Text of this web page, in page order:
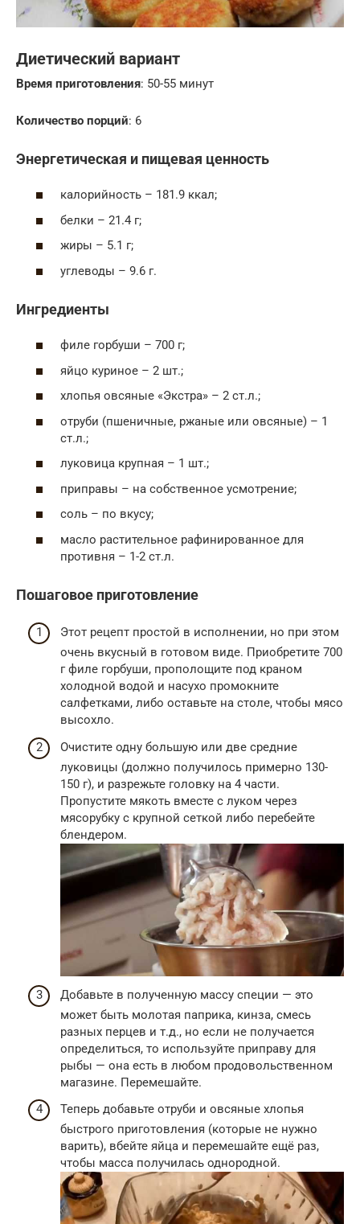
Диетический вариант
Время приготовления: 50-55 минут
Количество порций: 6
Энергетическая и пищевая ценность
калорийность – 181.9 ккал;
белки – 21.4 г;
жиры – 5.1 г;
углеводы – 9.6 г.
Ингредиенты
филе горбуши – 700 г;
яйцо куриное – 2 шт.;
хлопья овсяные «Экстра» – 2 ст.л.;
отруби (пшеничные, ржаные или овсяные) – 1
ст.л.;
луковица крупная – 1 шт.;
приправы – на собственное усмотрение;
соль – по вкусу;
масло растительное рафинированное для
противня – 1-2 ст.л.
Пошаговое приготовление
Этот рецепт простой в исполнении, но при этом
очень вкусный в готовом виде. Приобретите 700
г филе горбуши, прополощите под краном
холодной водой и насухо промокните
салфетками, либо оставьте на столе, чтобы мясо
высохло.
Очистите одну большую или две средние
луковицы (должно получилось примерно 130-
150 г), и разрежьте головку на 4 части.
Пропустите мякоть вместе с луком через
мясорубку с крупной сеткой либо перебейте
блендером.
Добавьте в полученную массу специи — это
может быть молотая паприка, кинза, смесь
разных перцев и т.д., но если не получается
определиться, то используйте приправу для
рыбы — она есть в любом продовольственном
магазине. Перемешайте.
Теперь добавьте отруби и овсяные хлопья
быстрого приготовления (которые не нужно
варить), вбейте яйца и перемешайте ещё раз,
чтобы масса получилась однородной.